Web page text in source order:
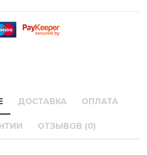
ДОСТАВКА ОПЛАТА
ОТЗЫВОВ (0)